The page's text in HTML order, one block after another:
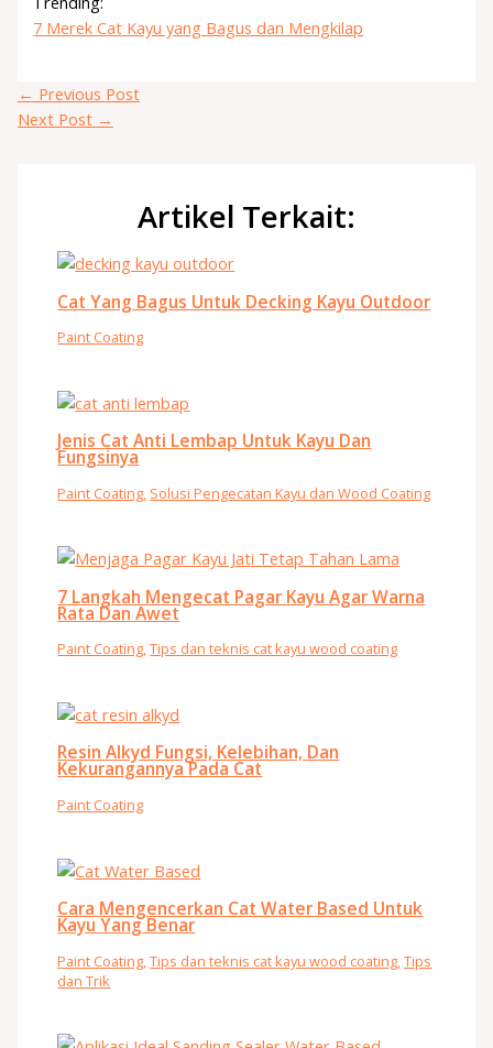
7 Merek Cat Kayu yang Bagus dan Mengkilap
← Previous Post
Next Post →
Artikel Terkait:
Cat Yang Bagus Untuk Decking Kayu Outdoor
Paint Coating
Jenis Cat Anti Lembap Untuk Kayu Dan
Fungsinya
Paint Coating, Solusi Pengecatan Kayu dan Wood Coating
7 Langkah Mengecat Pagar Kayu Agar Warna
Rata Dan Awet
Paint Coating,Tips dan teknis cat kayu wood coating
Resin Alkyd Fungsi, Kelebihan, Dan
Kekurangannya Pada Cat
Paint Coating
Cara Mengencerkan Cat Water Based Untuk
Kayu Yang Benar
Paint Coating ,Tips dan teknis cat kayu wood coating ,Tips
dan Trik